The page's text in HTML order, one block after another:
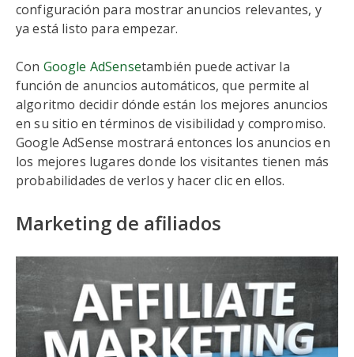
configuración para mostrar anuncios relevantes, y
ya está listo para empezar.
Con Google AdSensetambién puede activar la
función de anuncios automáticos, que permite al
algoritmo decidir dónde están los mejores anuncios
en su sitio en términos de visibilidad y compromiso.
Google AdSense mostrará entonces los anuncios en
los mejores lugares donde los visitantes tienen más
probabilidades de verlos y hacer clic en ellos.
Marketing de afiliados